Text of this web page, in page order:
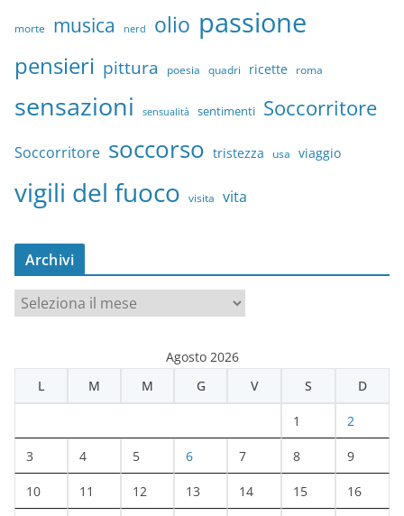
morte musica nerd olio passione
pensieri pittura poesia quadri ricette roma
sensazioni sensualità sentimenti Soccorritore
Soccorritore soccorso tristezza usa viaggio
vigili del fuoco visita vita
Archivi
r
h
i
Agosto 2026
L
M M G V S D
1 2
3 4 5 6 7 8 9
10 11 12 13 14 15 16